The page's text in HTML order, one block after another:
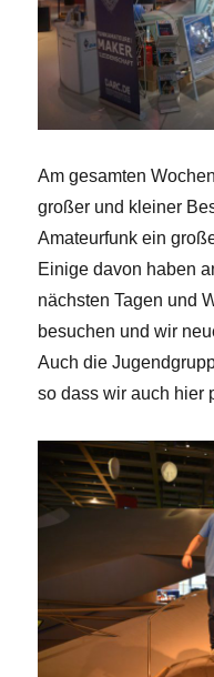
Am gesamten
großer und kleiner
Amateurfunk ein
Einige davon haben
nächsten Tagen und
besuchen und wir
Auch die
so dass wir auch hier